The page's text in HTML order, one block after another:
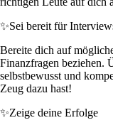
✨Sei bereit für
Bereite dich auf
Finanzfragen beziehen.
selbstbewusst und
Zeug dazu hast!
✨Zeige deine Erfolge